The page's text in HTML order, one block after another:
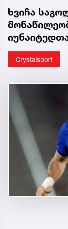
ხვიჩა
Crystalsport